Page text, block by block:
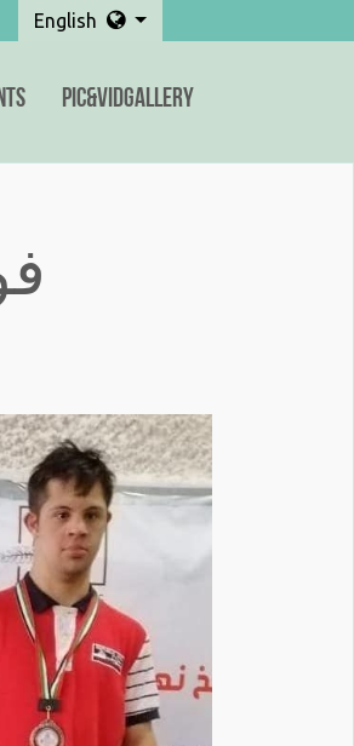
English
Pic&VidGallery